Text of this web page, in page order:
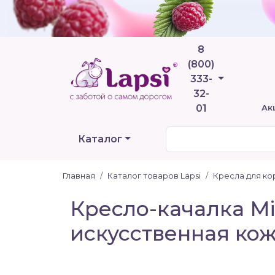
8
(800)
333-
32-
01
Телефоны
Каталог
Главная Каталог товаров Lapsi Кресла для
Кресло-качалка
искусственная